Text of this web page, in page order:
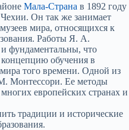
Мала-Страна в 1892 году
Он так же занимает
мира, относящихся к
Работы Я. А.
фундаментальны, что
концепцию обучения в
того времени. Одной из
М. Монтессори. Ее методы
европейских странах и
традиции и исторические